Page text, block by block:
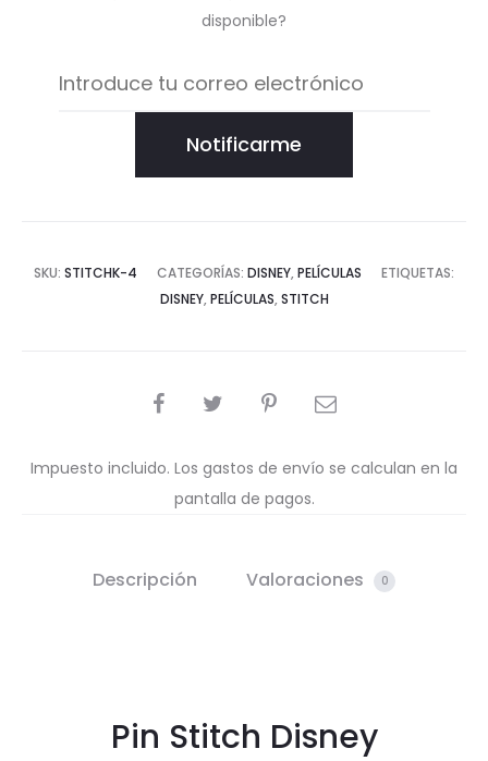
disponible?
Notificarme
SKU: STITCHK-4 CATEGORÍAS: DISNEY, PELÍCULAS
ETIQUETAS:
DISNEY, PELÍCULAS, STITCH
COMPARTIR
Impuesto incluido. Los gastos de envío se calculan en la
pantalla de pagos.
Descripción Valoraciones 0
Pin Stitch Disney